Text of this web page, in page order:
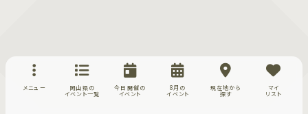
メニュー
岡山県の
イベント一覧
今日開催の
イベント
8月の
イベント
現在地から
探す
マイ
リスト